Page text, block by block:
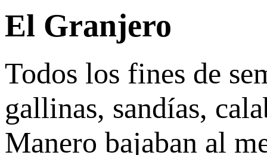
El Granjero
Todos los fines de
gallinas, sandías,
Manero bajaban al